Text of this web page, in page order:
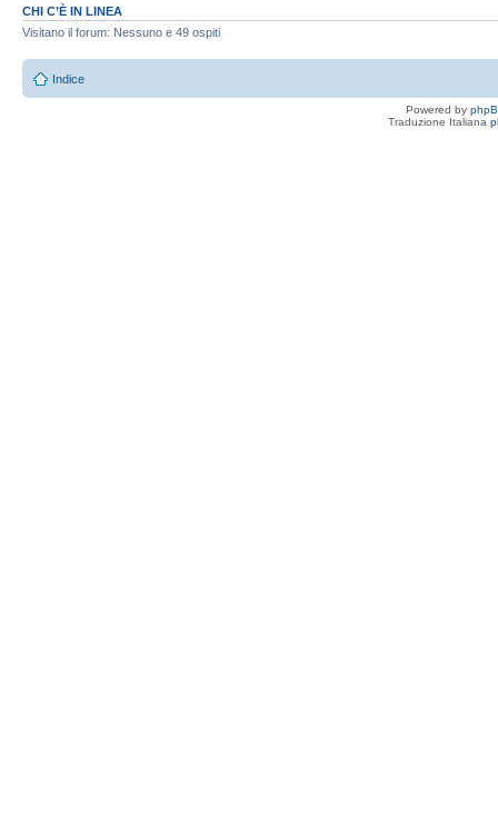
CHI C’È IN LINEA
Visitano il forum: Nessuno e 49 ospiti
Indice
Powered by
Traduzione Italiana